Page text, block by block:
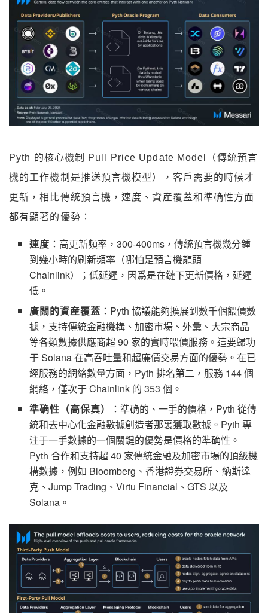
Pyth 的核心機制 Pull Price Update Model（傳統預言
機的工作機制是推送預言機模型），客戶需要的時候才
更新，相比傳統預言機，速度、資産覆蓋和準确性方面
都有顯著的優勢：
速度 ：高更新頻率，300-400ms，傳統預言機幾分鍾
到幾小時的刷新頻率（哪怕是預言機龍頭
Chainlink）；低延遲，因爲是在鏈下更新價格，延遲
低。
廣闊的資産覆蓋 ：Pyth 協議能夠擴展到數千個餵價數
據，支持傳統金融機構、加密市場、外彙、大宗商品
等各類數據供應商超 90 家的實時喂價服務。這要歸功
于 Solana 在高吞吐量和超廉價交易方面的優勢。在已
經服務的網絡數量方面，Pyth 排名第二，服務 144 個
網絡，僅次于 Chainlink 的 353 個。
準确性（高保真）
：準确的、一手的價格，Pyth 從傳
統和去中心化金融數據創造者那裏獲取數據。Pyth 專
注于一手數據的一個關鍵的優勢是價格的準确性。
Pyth 合作和支持超 40 家傳統金融及加密市場的頂級機
構數據，例如 Bloomberg、香港證券交易所、納斯達
克、Jump Trading、Virtu Financial、GTS 以及
Solana。